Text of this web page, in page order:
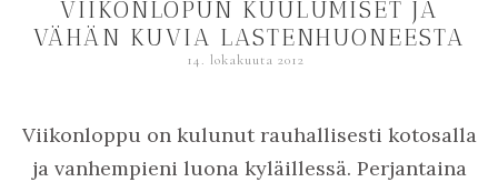
VIIKONLOPUN KUULUMISET JA
VÄHÄN KUVIA LASTENHUONEESTA
14. lokakuuta 2012
Viikonloppu on kulunut rauhallisesti kotosalla
ja vanhempieni luona kyläillessä. Perjantaina